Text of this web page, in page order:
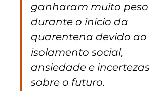
ganharam muito peso
durante o início da
quarentena devido ao
isolamento social,
ansiedade e incertezas
sobre o futuro.